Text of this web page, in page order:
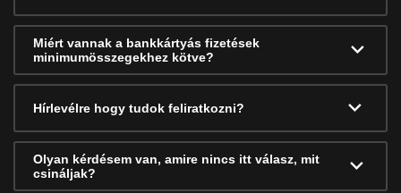
Miért vannak a bankkártyás fizetések
minimumösszegekhez kötve?
Hírlevélre hogy tudok feliratkozni?
Olyan kérdésem van, amire nincs itt válasz, mit
csináljak?